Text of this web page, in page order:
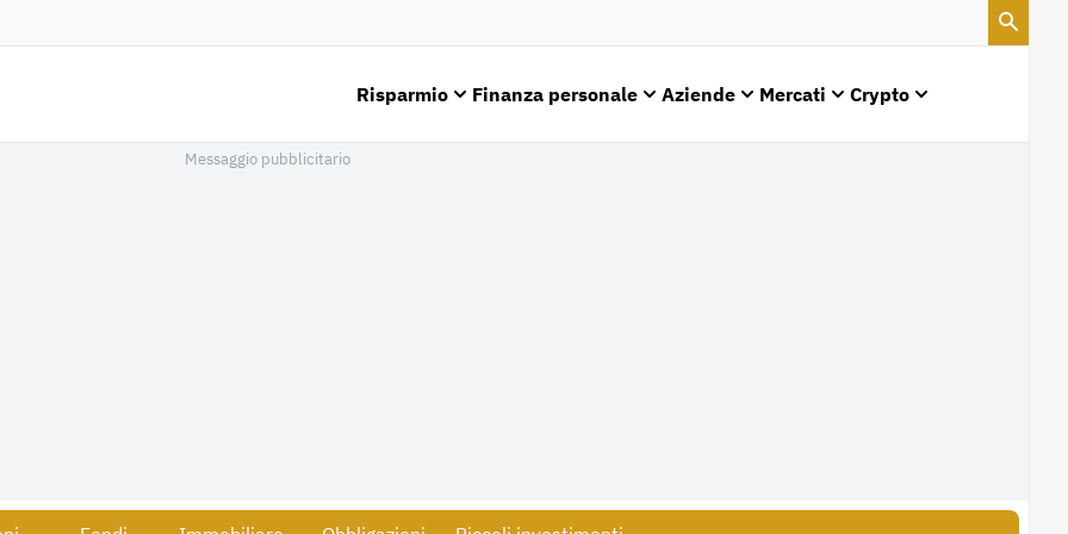
Risparmio Finanza personale Aziende Mercati Crypto
Messaggio pubblicitario